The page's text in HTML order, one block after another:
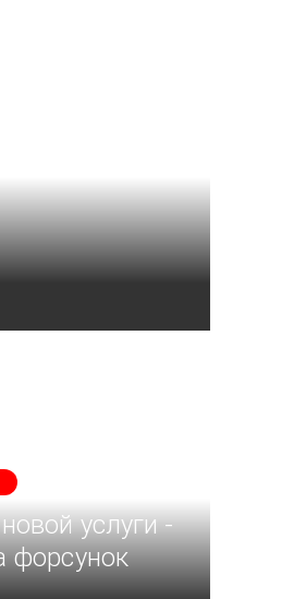
услуги -
форсунок